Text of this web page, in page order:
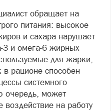
обращает на
питания: высокое
и сахара нарушает
и омега‑6 жирных
для жарки,
в рационе способен
системного
очередь, может
воздействие на работу